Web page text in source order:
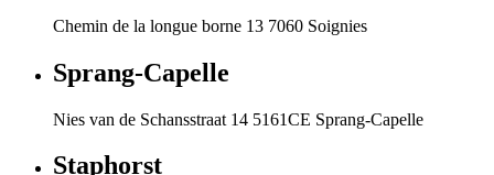
Chemin de la longue borne 13 7060 Soignies
Sprang-Capelle
Nies van de Schansstraat 14 5161CE Sprang-Capelle
Staphorst